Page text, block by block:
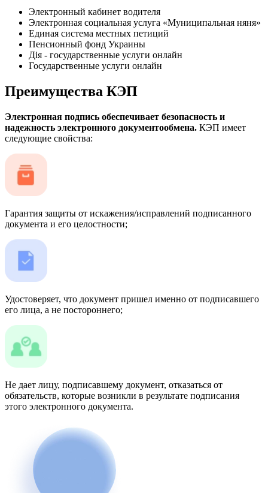
Электронный кабинет водителя
Электронная социальная услуга «Муниципальная няня»
Единая система местных петиций
Пенсионный фонд Украины
Дія - государственные услуги онлайн
Государственные услуги онлайн
Преимущества КЭП
Электронная подпись обеспечивает безопасность и
надежность электронного документообмена. КЭП имеет
следующие свойства:
Гарантия защиты от искажения/исправлений подписанного
документа и его целостности;
Удостоверяет, что документ пришел именно от подписавшего
его лица, а не постороннего;
Не дает лицу, подписавшему документ, отказаться от
обязательств, которые возникли в результате подписания
этого электронного документа.